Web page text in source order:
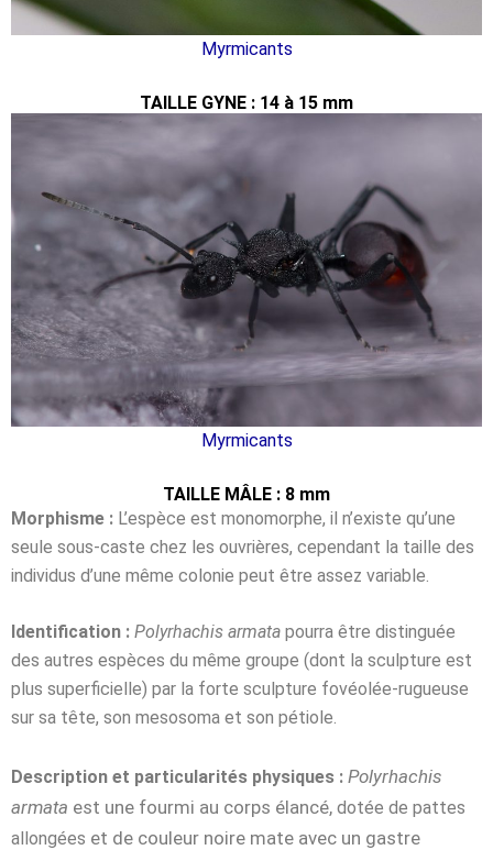
Myrmicants
TAILLE GYNE : 14 à 15 mm
Myrmicants
TAILLE MÂLE : 8 mm
Morphisme : L’espèce est monomorphe, il n’existe qu’une
seule sous-caste chez les ouvrières, cependant la taille des
individus d’une même colonie peut être assez variable.
Identification : Polyrhachis armata pourra être distinguée
des autres espèces du même groupe (dont la sculpture est
plus superficielle) par la forte sculpture fovéolée-rugueuse
sur sa tête, son mesosoma et son pétiole.
Description et particularités physiques : Polyrhachis
armata est une fourmi au corps élancé, dotée de pattes
allongées et de couleur noire mate avec un gastre